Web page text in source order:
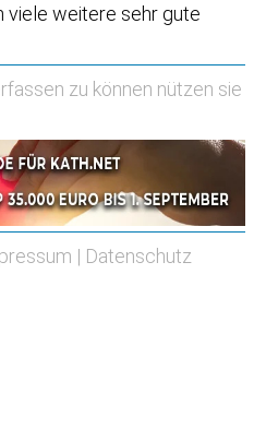
viele weitere sehr gute
zu können nützen sie
| Datenschutz